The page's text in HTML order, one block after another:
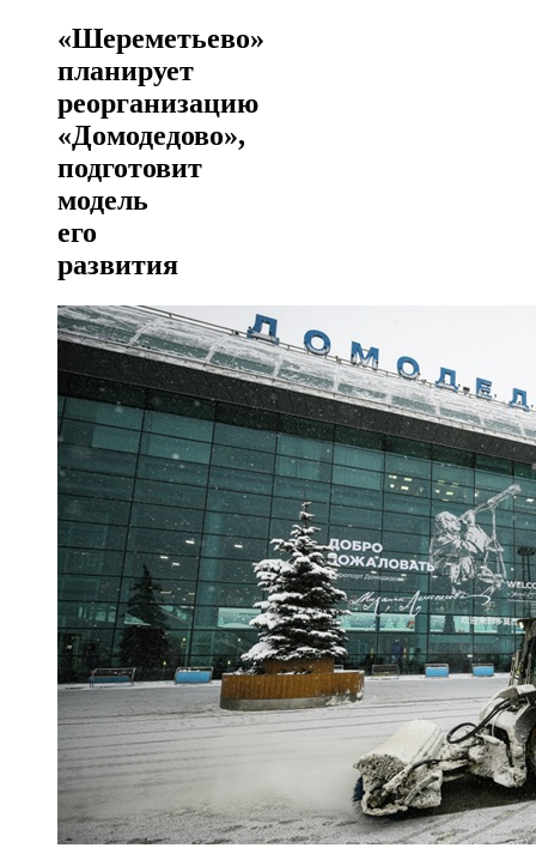
«Шереметьево»
планирует
реорганизацию
«Домодедово»,
подготовит
модель
его
развития